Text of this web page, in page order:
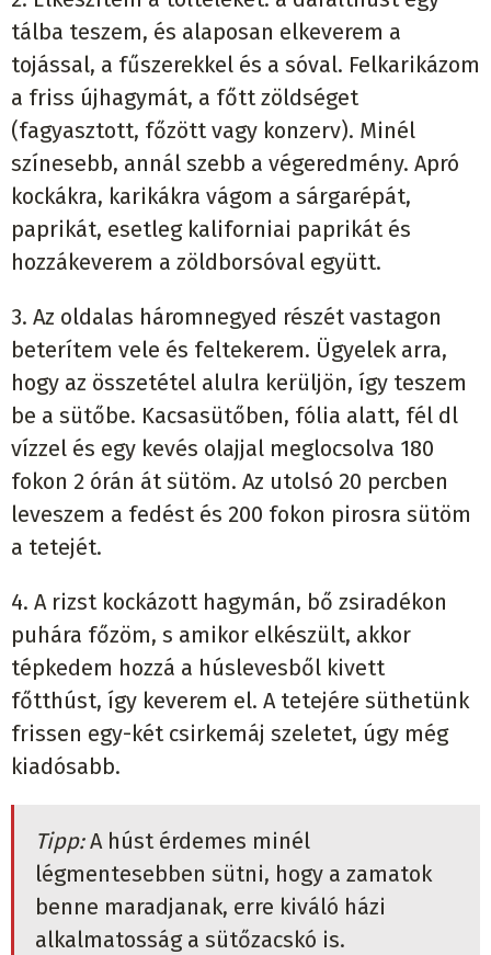
tálba teszem, és alaposan elkeverem a
tojással, a fűszerekkel és a sóval. Felkarikázom
a friss újhagymát, a főtt zöldséget
(fagyasztott, főzött vagy konzerv). Minél
színesebb, annál szebb a végeredmény. Apró
kockákra, karikákra vágom a sárgarépát,
paprikát, esetleg kaliforniai paprikát és
hozzákeverem a zöldborsóval együtt.
3. Az oldalas háromnegyed részét vastagon
beterítem vele és feltekerem. Ügyelek arra,
hogy az összetétel alulra kerüljön, így teszem
be a sütőbe. Kacsasütőben, fólia alatt, fél dl
vízzel és egy kevés olajjal meglocsolva 180
fokon 2 órán át sütöm. Az utolsó 20 percben
leveszem a fedést és 200 fokon pirosra sütöm
a tetejét.
4. A rizst kockázott hagymán, bő zsiradékon
puhára főzöm, s amikor elkészült, akkor
tépkedem hozzá a húslevesből kivett
főtthúst, így keverem el. A tetejére süthetünk
frissen egy-két csirkemáj szeletet, úgy még
kiadósabb.
Tipp:A húst érdemes minél
légmentesebben sütni, hogy a zamatok
benne maradjanak, erre kiváló házi
alkalmatosság a sütőzacskó is.